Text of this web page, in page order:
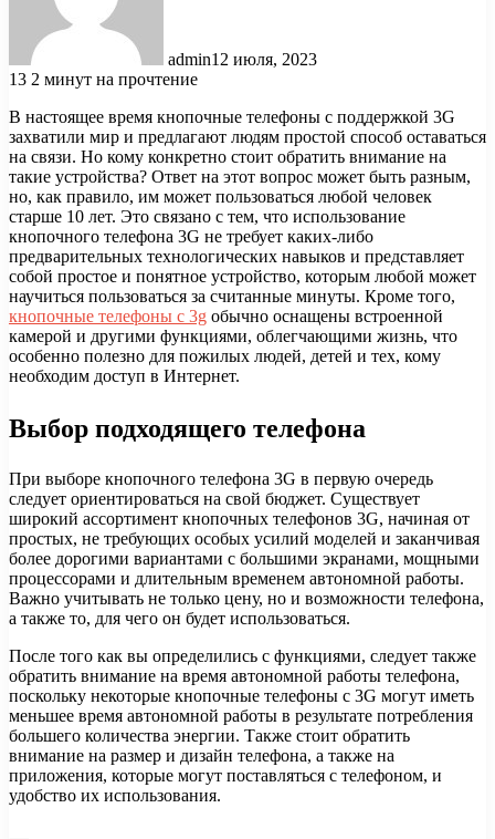
admin12 июля, 2023
13 2 минут на прочтение
В настоящее время кнопочные телефоны с поддержкой 3G
захватили мир и предлагают людям простой способ оставаться
на связи. Но кому конкретно стоит обратить внимание на
такие устройства? Ответ на этот вопрос может быть разным,
но, как правило, им может пользоваться любой человек
старше 10 лет. Это связано с тем, что использование
кнопочного телефона 3G не требует каких-либо
предварительных технологических навыков и представляет
собой простое и понятное устройство, которым любой может
научиться пользоваться за считанные минуты. Кроме того,
кнопочные телефоны с 3g обычно оснащены встроенной
камерой и другими функциями, облегчающими жизнь, что
особенно полезно для пожилых людей, детей и тех, кому
необходим доступ в Интернет.
Выбор подходящего телефона
При выборе кнопочного телефона 3G в первую очередь
следует ориентироваться на свой бюджет. Существует
широкий ассортимент кнопочных телефонов 3G, начиная от
простых, не требующих особых усилий моделей и заканчивая
более дорогими вариантами с большими экранами, мощными
процессорами и длительным временем автономной работы.
Важно учитывать не только цену, но и возможности телефона,
а также то, для чего он будет использоваться.
После того как вы определились с функциями, следует также
обратить внимание на время автономной работы телефона,
поскольку некоторые кнопочные телефоны с 3G могут иметь
меньшее время автономной работы в результате потребления
большего количества энергии. Также стоит обратить
внимание на размер и дизайн телефона, а также на
приложения, которые могут поставляться с телефоном, и
удобство их использования.